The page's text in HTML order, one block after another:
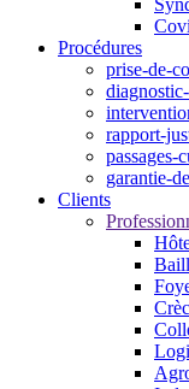
Procédures
prise-de-
rapport-
passages-
garantie-
Clients